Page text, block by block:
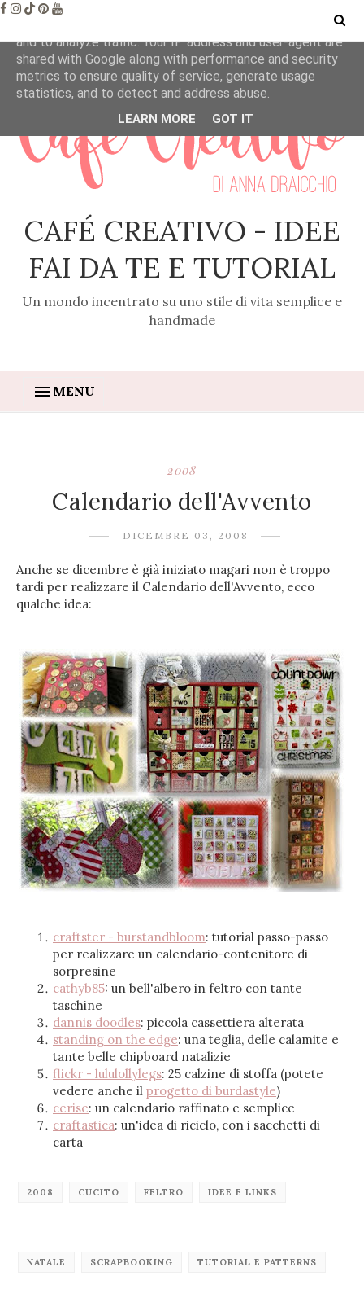
CAFÉ CREATIVO - IDEE
FAI DA TE E TUTORIAL
Un mondo incentrato su uno stile di vita semplice e
handmade
MENU
2008
Calendario dell'Avvento
DICEMBRE 03, 2008
Anche se dicembre è già iniziato magari non è troppo
tardi per realizzare il Calendario dell'Avvento, ecco
qualche idea:
craftster - burstandbloom: tutorial passo-passo
per realizzare un calendario-contenitore di
sorpresine
cathyb85: un bell'albero in feltro con tante
taschine
dannis doodles: piccola cassettiera alterata
standing on the edge: una teglia, delle calamite e
tante belle chipboard natalizie
flickr - lululollylegs: 25 calzine di stoffa (potete
vedere anche il progetto di burdastyle)
cerise: un calendario raffinato e semplice
craftastica: un'idea di riciclo, con i sacchetti di
carta
2008 CUCITO FELTRO IDEE E LINKS
NATALE SCRAPBOOKING TUTORIAL E PATTERNS
This site uses cookies from Google to deliver its services
and to analyze traffic. Your IP address and user-agent are
shared with Google along with performance and security
metrics to ensure quality of service, generate usage
statistics, and to detect and address abuse.
LEARN MORE GOT IT